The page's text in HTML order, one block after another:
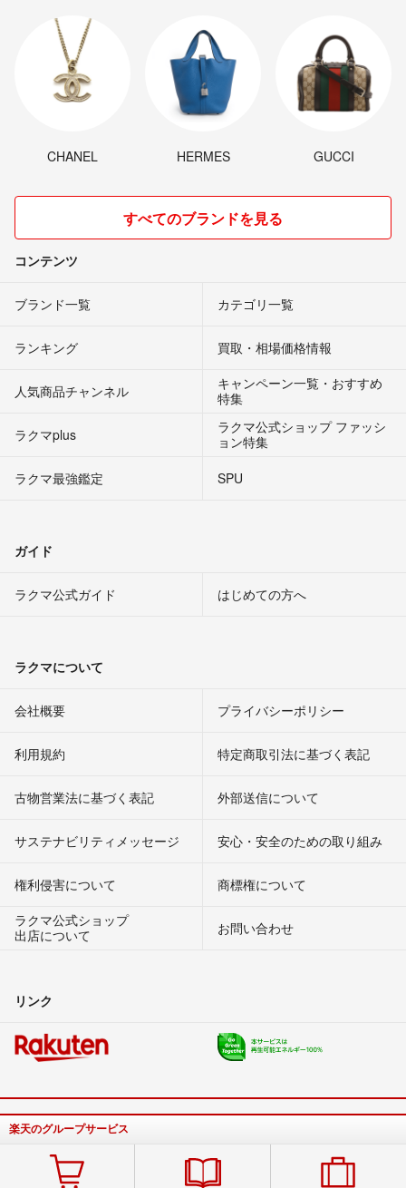
CHANEL HERMES GUCCI
すべてのブランドを見る
コンテンツ
ブランド一覧 カテゴリ一覧
ランキング 買取・相場価格情報
人気商品チャンネル
キャンペーン一覧・おすすめ
特集
ラクマplus
ラクマ公式ショップ ファッシ
ョン特集
ラクマ最強鑑定
SPU
ガイド
ラクマ公式ガイド はじめての方へ
ラクマについて
会社概要 プライバシーポリシー
利用規約 特定商取引法に基づく表記
古物営業法に基づく表記 外部送信について
サステナビリティメッセージ 安心・安全のための取り組み
権利侵害について
商標権について
ラクマ公式ショップ
出店について
お問い合わせ
リンク
楽天のグループサービス